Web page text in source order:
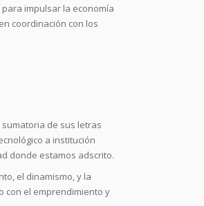
impulsar la economía
coordinación con los
de sus letras
a institución
donde estamos adscrito.
el dinamismo, y la
con el emprendimiento y